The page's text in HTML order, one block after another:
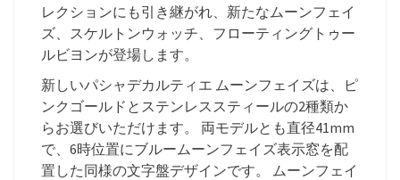
レクションにも引き継がれ、新たなムーンフェイ
ズ、スケルトンウォッチ、フローティングトゥー
ルビヨンが登場します。
新しいパシャデカルティエ ムーンフェイズは、ピ
ンクゴールドとステンレススティールの2種類か
らお選びいただけます。 両モデルとも直径41mm
で、6時位置にブルームーンフェイズ表示窓を配
置した同様の文字盤デザインです。 ムーンフェイ